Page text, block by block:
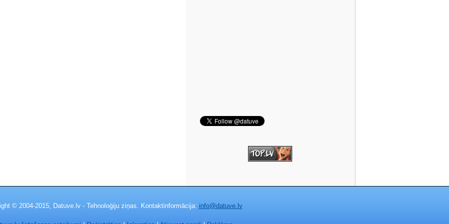
© 2004-2015, Datuve.lv - Tehnoloģiju ziņas. Kontaktinformācija: info@datuve.lv